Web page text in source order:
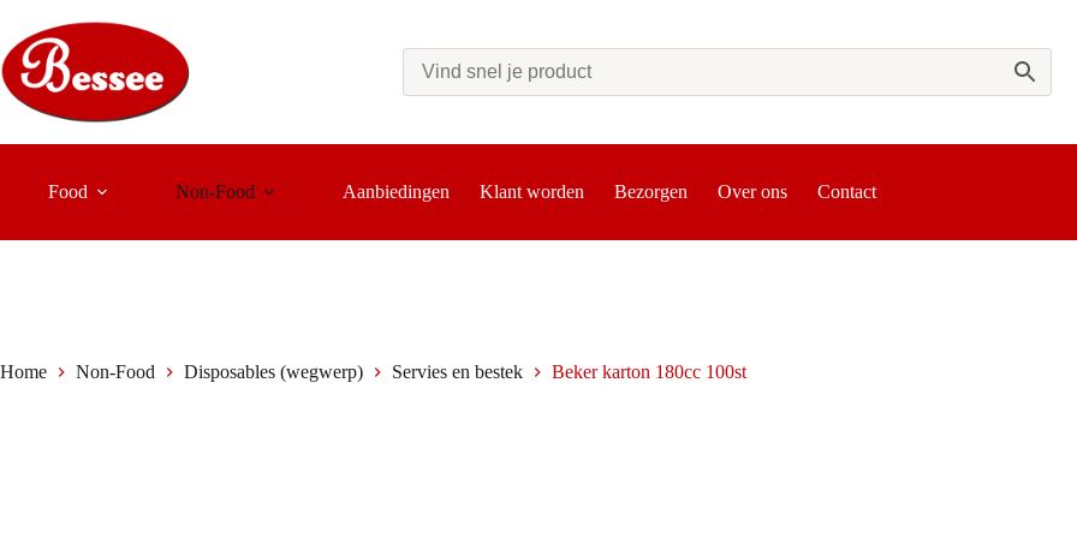
naar
de
inhoud
Food Non-Food Aanbiedingen Klant worden Bezorgen Over ons Contact
Home Non-Food Disposables (wegwerp) Servies en bestek Beker karton 180cc 100st